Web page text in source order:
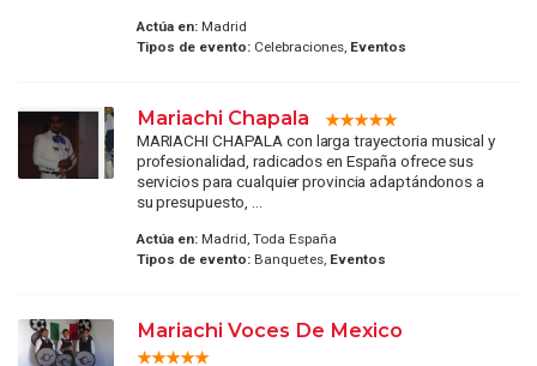
Actúa en:Madrid
Tipos de evento:Celebraciones, Eventos
Mariachi Chapala
MARIACHI CHAPALA con larga trayectoria musical y
profesionalidad, radicados en España ofrece sus
servicios para cualquier provincia adaptándonos a
su presupuesto, ...
Actúa en:Madrid, Toda España
Tipos de evento:Banquetes, Eventos
Mariachi Voces De Mexico